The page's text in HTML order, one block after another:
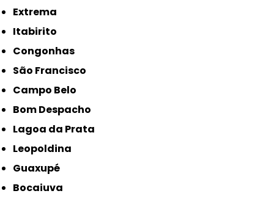
Extrema
Itabirito
Congonhas
São Francisco
Campo Belo
Bom Despacho
Lagoa da Prata
Leopoldina
Guaxupé
Bocaiuva